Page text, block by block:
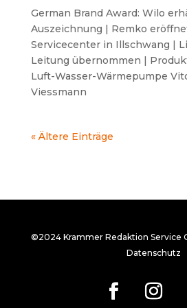
German Brand Award: Wilo
Auszeichnung | Remko
Servicecenter in Illschwang |
Leitung übernommen |
Luft-Wasser-Wärmepumpe
Viessmann
« Ältere Einträge
©2024 Krammer Redaktion Service
Datenschutz